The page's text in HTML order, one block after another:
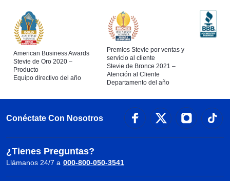
American Business Awards
Stevie de Oro 2020 –
Producto
Equipo directivo del año
Premios Stevie por ventas y
servicio al cliente
Stevie de Bronce 2021 –
Atención al Cliente
Departamento del año
Conéctate Con Nosotros
¿Tienes Preguntas?
Llámanos 24/7 a 000-800-050-3541